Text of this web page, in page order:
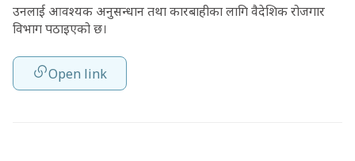
उनलाई आवश्यक अनुसन्धान तथा कारबाहीका लागि वैदेशिक रोजगार
विभाग पठाइएको छ।
Open link